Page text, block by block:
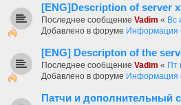
[ENG]Description of server
Последнее сообщение Vadim « Вс
Добавлено в форуме Информация
[ENG] Descripton of the
Последнее сообщение Vadim « Пт
Добавлено в форуме Информация
Патчи и дополнительный